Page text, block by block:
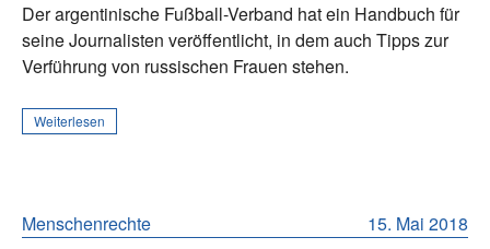
Der argentinische Fußball-Verband hat ein Handbuch für
seine Journalisten veröffentlicht, in dem auch Tipps zur
Verführung von russischen Frauen stehen.
Weiterlesen
15. Mai 2018
Menschenrechte